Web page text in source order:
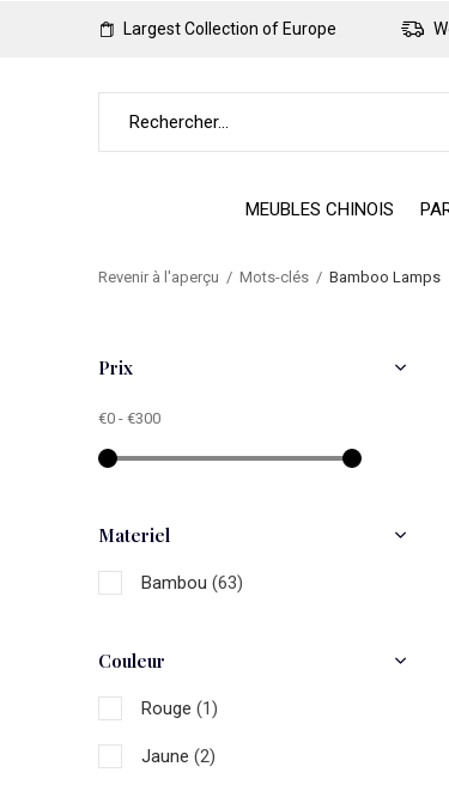
MEUBLES CHINOIS
Largest Collection of Europe
Revenir à l'aperçu Mots-clés Bamboo Lamps
Prix
€0 - €300
Materiel
Bambou (63)
Couleur
Rouge (1)
Jaune (2)